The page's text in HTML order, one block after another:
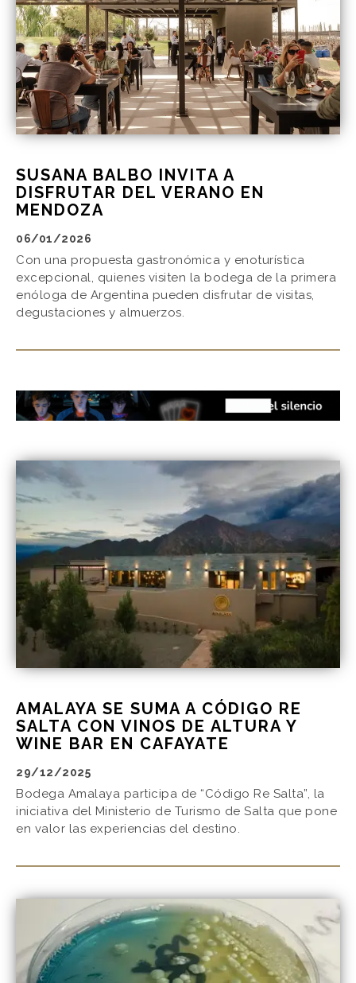
SUSANA BALBO INVITA A
DISFRUTAR DEL VERANO EN
MENDOZA
06/01/2026
Con una propuesta gastronómica y enoturística
excepcional, quienes visiten la bodega de la primera
enóloga de Argentina pueden disfrutar de visitas,
degustaciones y almuerzos.
AMALAYA SE SUMA A CÓDIGO RE
SALTA CON VINOS DE ALTURA Y
WINE BAR EN CAFAYATE
29/12/2025
Bodega Amalaya participa de “Código Re Salta”, la
iniciativa del Ministerio de Turismo de Salta que pone
en valor las experiencias del destino.